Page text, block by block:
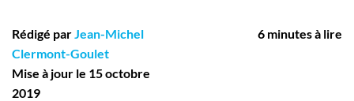
Recherchez un emploi
Compagnies
Rédigé parJean-Michel
Clermont-Goulet
Mise à jour le 15 octobre
2019
6 minutes à lire